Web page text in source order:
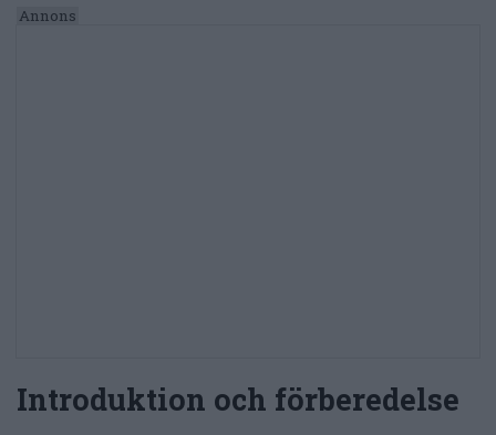
Introduktion och förberedelse